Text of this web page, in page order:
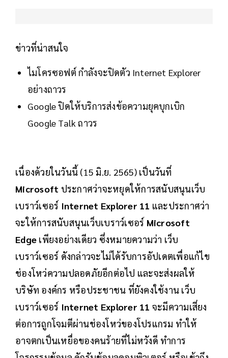
ข่าวที่น่าสนใจ
ไมโครซอฟต์ กำลังจะปิดตัว Internet Explorer
อย่างถาวร
Google ปิดให้บริการส่งข้อความยุคบุกเบิก
Google Talk ถาวร
เนื่องด้วยในวันนี้ (15 มิ.ย. 2565) เป็นวันที่
Microsoft ประกาศว่าจะหยุดให้การสนับสนุนเว็บ
เบราว์เซอร์ Internet Explorer 11 และประกาศว่า
จะให้การสนับสนุนเว็บเบราว์เซอร์ Microsoft
Edge เพียงอย่างเดียว ซึ่งหมายความว่า เว็บ
เบราว์เซอร์ ดังกล่าวจะไม่ได้รับการอัปเดตเพื่อแก้ไข
ช่องโหว่ความปลอดภัยอีกต่อไป และจะส่งผลให้
บริษัท องค์กร หรือประชาชน ที่ยังคงใช้งาน เว็บ
เบราว์เซอร์ Internet Explorer 11 จะมีความเสี่ยง
ต่อการถูกโจมตีผ่านช่องโหว่ของโปรแกรม ทำให้
อาจตกเป็นเหยื่อของคนร้ายที่ไม่หวังดี ทำการ